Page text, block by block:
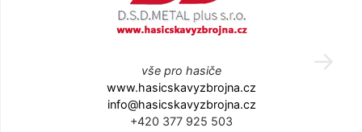
vše pro hasiče
www.hasicskavyzbrojna.cz
info@hasicskavyzbrojna.cz
+420 377 925 503